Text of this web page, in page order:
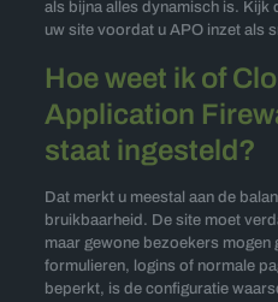
als bijna alles dynamisch is. Kijk
uw site voordat u APO inzet als
Hoe weet ik of
Application
staat ingesteld?
Dat merkt u meestal aan de
bruikbaarheid. De site moet
maar gewone bezoekers mogen
formulieren, logins of normale
beperkt, is de configuratie